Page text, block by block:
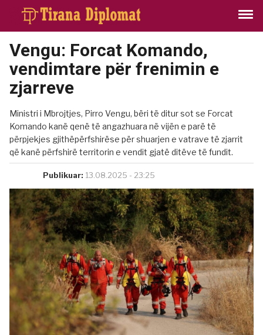
Vengu: Forcat Komando,
vendimtare për frenimin e
zjarreve
Ministri i Mbrojtjes, Pirro Vengu, bëri të ditur sot se Forcat
Komando kanë qenë të angazhuara në vijën e parë të
përpjekjes gjithëpërfshirëse për shuarjen e vatrave të zjarrit
që kanë përfshirë territorin e vendit gjatë ditëve të fundit.
Publikuar: 13.08.2025 - 23:25